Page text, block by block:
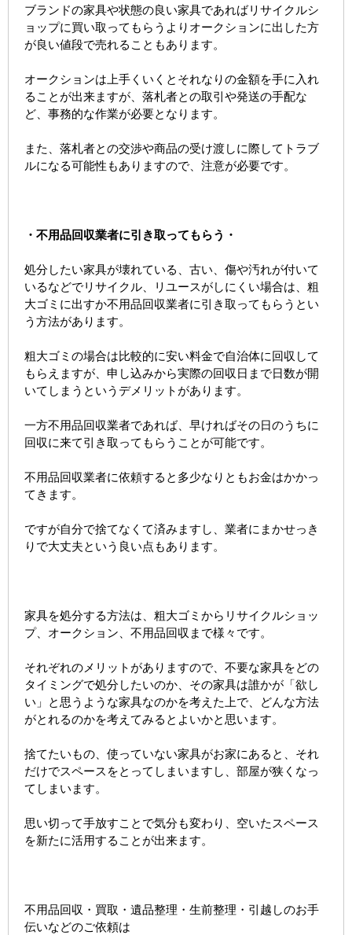
ブランドの家具や状態の良い家具であればリサイクルシ
ョップに買い取ってもらうよりオークションに出した方
が良い値段で売れることもあります。
オークションは上手くいくとそれなりの金額を手に入れ
ることが出来ますが、落札者との取引や発送の手配な
ど、事務的な作業が必要となります。
また、落札者との交渉や商品の受け渡しに際してトラブ
ルになる可能性もありますので、注意が必要です。
・不用品回収業者に引き取ってもらう・
処分したい家具が壊れている、古い、傷や汚れが付いて
いるなどでリサイクル、リユースがしにくい場合は、粗
大ゴミに出すか不用品回収業者に引き取ってもらうとい
う方法があります。
粗大ゴミの場合は比較的に安い料金で自治体に回収して
もらえますが、申し込みから実際の回収日まで日数が開
いてしまうというデメリットがあります。
一方不用品回収業者であれば、早ければその日のうちに
回収に来て引き取ってもらうことが可能です。
不用品回収業者に依頼すると多少なりともお金はかかっ
てきます。
ですが自分で捨てなくて済みますし、業者にまかせっき
りで大丈夫という良い点もあります。
家具を処分する方法は、粗大ゴミからリサイクルショッ
プ、オークション、不用品回収まで様々です。
それぞれのメリットがありますので、不要な家具をどの
タイミングで処分したいのか、その家具は誰かが「欲し
い」と思うような家具なのかを考えた上で、どんな方法
がとれるのかを考えてみるとよいかと思います。
捨てたいもの、使っていない家具がお家にあると、それ
だけでスペースをとってしまいますし、部屋が狭くなっ
てしまいます。
思い切って手放すことで気分も変わり、空いたスペース
を新たに活用することが出来ます。
不用品回収・買取・遺品整理・生前整理・引越しのお手
伝いなどのご依頼は